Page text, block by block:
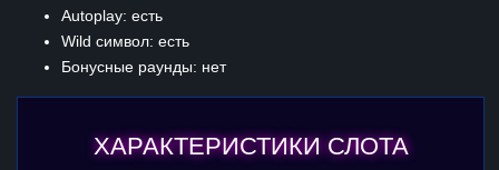
Autoplay: есть
Wild символ: есть
Бонусные раунды: нет
ХАРАКТЕРИСТИКИ СЛОТА